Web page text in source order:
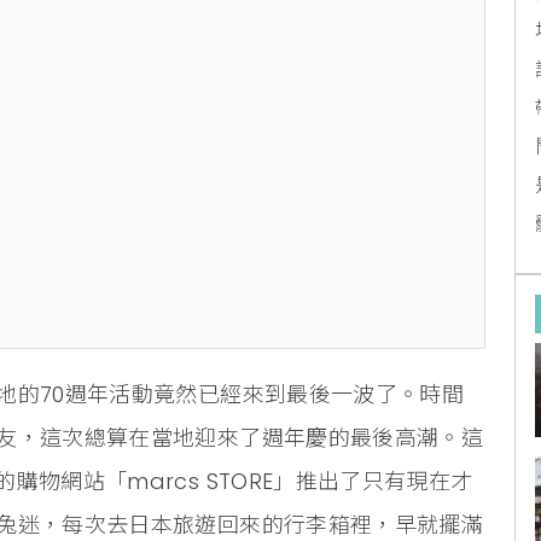
的70週年活動竟然已經來到最後一波了。時間
，這次總算在當地迎來了週年慶的最後高潮。這
購物網站「marcs STORE」推出了只有現在才
迷，每次去日本旅遊回來的行李箱裡，早就擺滿